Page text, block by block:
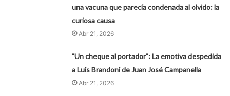
una vacuna que parecía condenada al olvido: la
curiosa causa
Abr 21, 2026
"Un cheque al portador": La emotiva despedida
a Luis Brandoni de Juan José Campanella
Abr 21, 2026